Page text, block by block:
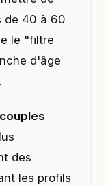
de 40 à 60
le "filtre
d'âge
des
les profils